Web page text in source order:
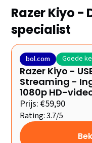
Razer Kiyo -
specialist
bol.com Goede
Razer Kiyo -
Streaming -
1080p HD-
Prijs: €59,90
Rating: 3.7/5